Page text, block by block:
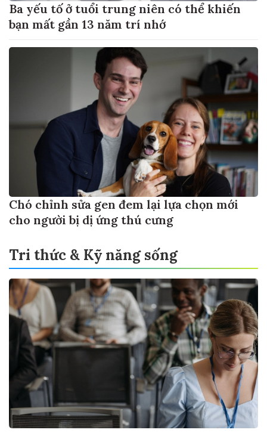
Ba yếu tố ở tuổi trung niên có thể khiến
bạn mất gần 13 năm trí nhớ
Chó chỉnh sửa gen đem lại lựa chọn mới
cho người bị dị ứng thú cưng
Tri thức & Kỹ năng sống